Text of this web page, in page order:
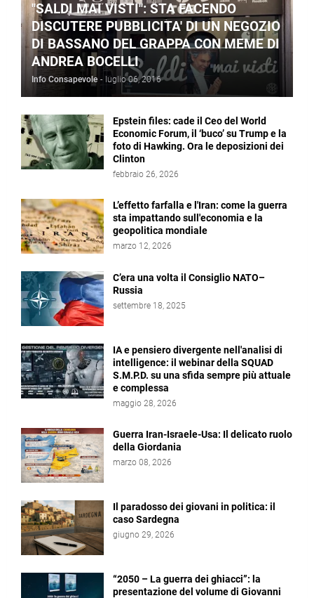
"SALDI MAI VISTI": STA FACENDO
DISCUTERE PUBBLICITA' DI UN NEGOZIO
DI BASSANO DEL GRAPPA CON MEME DI
ANDREA BOCELLI
Info Consapevole - luglio 06, 2016
Epstein files: cade il Ceo del World
Economic Forum, il ‘buco’ su Trump e la
foto di Hawking. Ora le deposizioni dei
Clinton
febbraio 26, 2026
L’effetto farfalla e l'Iran: come la guerra
sta impattando sull'economia e la
geopolitica mondiale
marzo 12, 2026
C’era una volta il Consiglio NATO–
Russia
settembre 18, 2025
IA e pensiero divergente nell'analisi di
intelligence: il webinar della SQUAD
S.M.P.D. su una sfida sempre più attuale
e complessa
maggio 28, 2026
Guerra Iran-Israele-Usa: Il delicato ruolo
della Giordania
marzo 08, 2026
Il paradosso dei giovani in politica: il
caso Sardegna
giugno 29, 2026
“2050 – La guerra dei ghiacci”: la
presentazione del volume di Giovanni